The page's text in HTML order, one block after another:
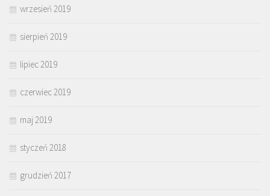
wrzesień 2019
sierpień 2019
lipiec 2019
czerwiec 2019
maj 2019
styczeń 2018
grudzień 2017